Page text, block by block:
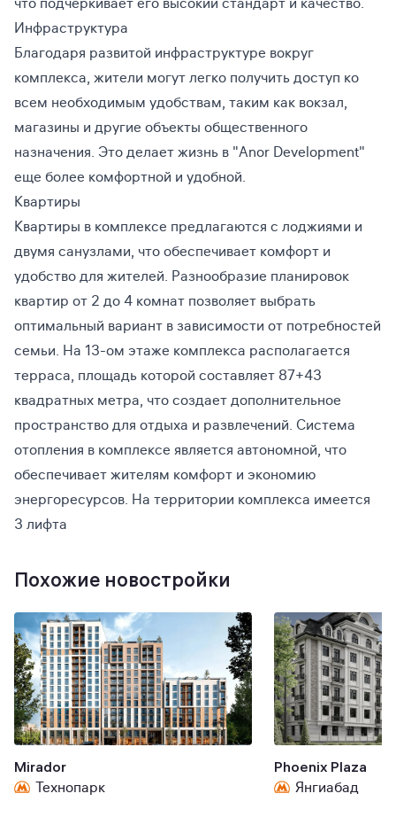
что подчеркивает его высокий стандарт и качество.
Инфраструктура
Благодаря развитой инфраструктуре вокруг
комплекса, жители могут легко получить доступ ко
всем необходимым удобствам, таким как вокзал,
магазины и другие объекты общественного
назначения. Это делает жизнь в "Anor Development"
еще более комфортной и удобной.
Квартиры
Квартиры в комплексе предлагаются с лоджиями и
двумя санузлами, что обеспечивает комфорт и
удобство для жителей. Разнообразие планировок
квартир от 2 до 4 комнат позволяет выбрать
оптимальный вариант в зависимости от потребностей
семьи. На 13-ом этаже комплекса располагается
терраса, площадь которой составляет 87+43
квадратных метра, что создает дополнительное
пространство для отдыха и развлечений. Система
отопления в комплексе является автономной, что
обеспечивает жителям комфорт и экономию
энергоресурсов. На территории комплекса имеется
3 лифта
Похожие новостройки
Mirador
Технопарк
Phoenix Plaza
Янгиабад